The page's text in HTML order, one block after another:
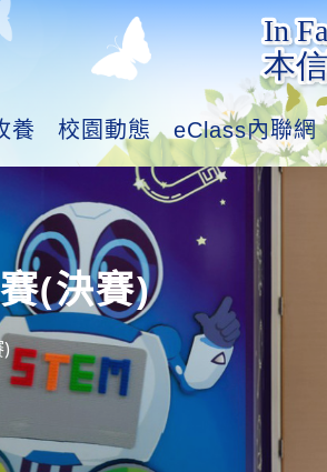
養 校園動態 eClass內聯網
(決賽)